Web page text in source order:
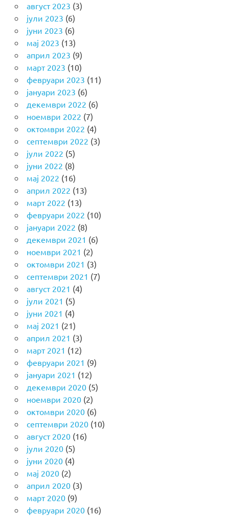
август 2023 (3)
јули 2023 (6)
јуни 2023 (6)
мај 2023 (13)
април 2023 (9)
март 2023 (10)
февруари 2023 (11)
јануари 2023 (6)
декември 2022 (6)
ноември 2022 (7)
октомври 2022 (4)
септември 2022 (3)
јули 2022 (5)
јуни 2022 (8)
мај 2022 (16)
април 2022 (13)
март 2022 (13)
февруари 2022 (10)
јануари 2022 (8)
декември 2021 (6)
ноември 2021 (2)
октомври 2021 (3)
септември 2021 (7)
август 2021 (4)
јули 2021 (5)
јуни 2021 (4)
мај 2021 (21)
април 2021 (3)
март 2021 (12)
февруари 2021 (9)
јануари 2021 (12)
декември 2020(5)
ноември 2020(2)
октомври 2020(6)
септември 2020(10)
август 2020(16)
јули 2020(5)
јуни 2020(4)
мај 2020(2)
април 2020(3)
март 2020(9)
февруари 2020(16)